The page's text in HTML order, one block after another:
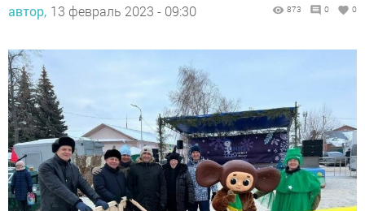
автор, 13 февраль 2023 - 09:30 873 0 0